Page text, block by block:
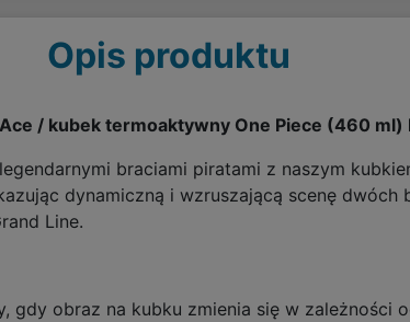
Opis produktu
/ kubek termoaktywny One Piece (460 ml)
braciami piratami z naszym
dynamiczną i wzruszającą scenę
Line.
gdy obraz na kubku zmienia się w zależności